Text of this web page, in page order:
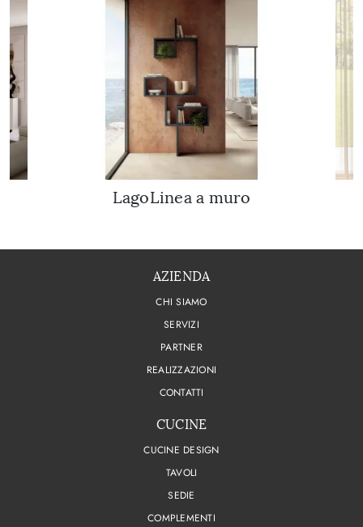
LagoLinea a muro
AZIENDA
CHI SIAMO
SERVIZI
PARTNER
REALIZZAZIONI
CONTATTI
CUCINE
CUCINE DESIGN
TAVOLI
SEDIE
COMPLEMENTI